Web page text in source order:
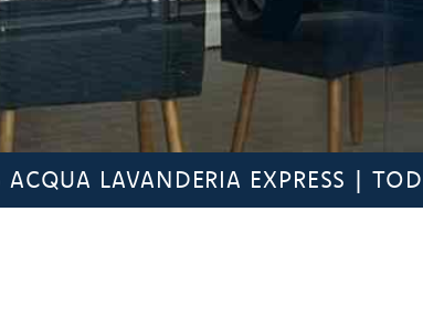
LAVANDERIA EXPRESS |